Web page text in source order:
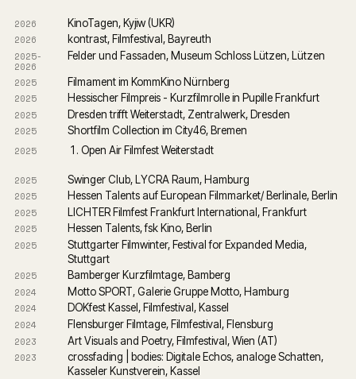
2026
KinoTagen, Kyjiw (UKR)
2026
kontrast, Filmfestival, Bayreuth
2025-
2026
Felder und Fassaden, Museum Schloss Lützen, Lützen
2025
Filmament im KommKino Nürnberg
2025
Hessischer Filmpreis - Kurzfilmrolle in Pupille Frankfurt
2025
Dresden trifft Weiterstadt, Zentralwerk, Dresden
2025
Shortfilm Collection im City46, Bremen
2025
Open Air Filmfest Weiterstadt
2025
Swinger Club, LYCRA Raum, Hamburg
2025
Hessen Talents auf European Filmmarket/ Berlinale, Berlin
2025
LICHTER Filmfest Frankfurt International, Frankfurt
2025
Hessen Talents, fsk Kino, Berlin
2025
Stuttgarter Filmwinter, Festival for Expanded Media,
Stuttgart
2025
Bamberger Kurzfilmtage, Bamberg
2024
Motto SPORT, Galerie Gruppe Motto, Hamburg
2024
DOKfest Kassel, Filmfestival, Kassel
2024
Flensburger Filmtage, Filmfestival, Flensburg
2023
Art Visuals and Poetry, Filmfestival, Wien (AT)
2023
crossfading | bodies: Digitale Echos, analoge Schatten,
Kasseler Kunstverein, Kassel